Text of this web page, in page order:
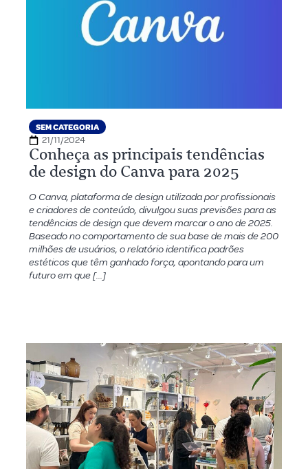
SEM CATEGORIA
21/11/2024
Conheça as principais tendências
de design do Canva para 2025
O Canva, plataforma de design utilizada por profissionais
e criadores de conteúdo, divulgou suas previsões para as
tendências de design que devem marcar o ano de 2025.
Baseado no comportamento de sua base de mais de 200
milhões de usuários, o relatório identifica padrões
estéticos que têm ganhado força, apontando para um
futuro em que […]